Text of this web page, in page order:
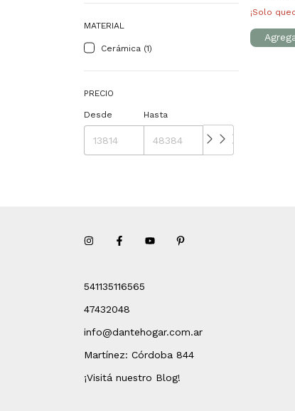
MATERIAL
Cerámica (1)
PRECIO
Desde Hasta
¡Solo
541135116565
47432048
info@dantehogar.com.ar
Martínez: Córdoba 844
¡Visitá nuestro Blog!